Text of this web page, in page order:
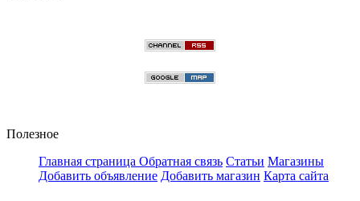
Полезное
Главная страница Обратная связь Статьи Магазины
Добавить объявление Добавить магазин Карта сайта